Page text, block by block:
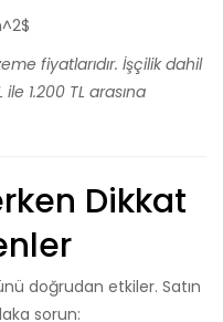
fiyatlarıdır. İşçilik dahil
1.200 TL arasına
Dikkat
doğrudan etkiler. Satın
sorun: